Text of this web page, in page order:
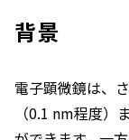
背景
電子顕微鏡は、
（0.1 nm程度）